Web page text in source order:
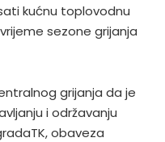
kućnu toplovodnu
sezone grijanja
grijanja da je
i održavanju
obaveza